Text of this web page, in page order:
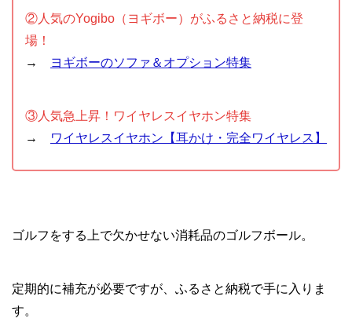
②人気のYogibo（ヨギボー）がふるさと納税に登
場！
→
ヨギボーのソファ＆オプション特集
③人気急上昇！ワイヤレスイヤホン特集
→
ワイヤレスイヤホン【耳かけ・完全ワイヤレス】
ゴルフをする上で欠かせない消耗品のゴルフボール。
定期的に補充が必要ですが、ふるさと納税で手に入りま
す。